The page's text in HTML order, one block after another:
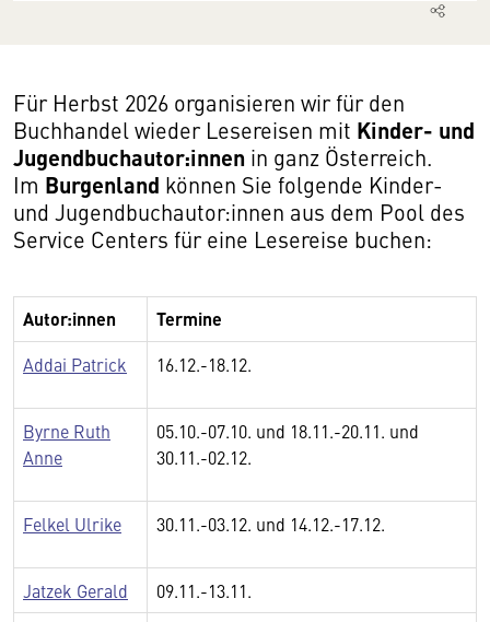
Für Herbst 2026 organisieren wir für den
Buchhandel wieder Lesereisen mit Kinder- und
Jugendbuchautor:innen in ganz Österreich.
Im Burgenland können Sie folgende Kinder-
und Jugendbuchautor:innen aus dem Pool des
Service Centers für eine Lesereise buchen:
Autor:innen Termine
Addai Patrick 16.12.-18.12.
Byrne Ruth
Anne
05.10.-07.10. und 18.11.-20.11. und
30.11.-02.12.
Felkel Ulrike 30.11.-03.12. und 14.12.-17.12.
Jatzek Gerald
09.11.-13.11.